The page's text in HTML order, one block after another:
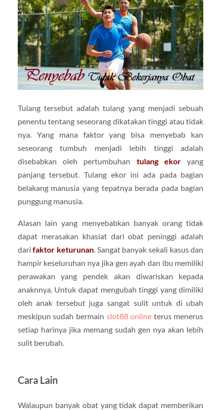
Tulang tersebut adalah tulang yang menjadi sebuah
penentu tentang seseorang dikatakan tinggi atau tidak
nya. Yang mana faktor yang bisa menyebab kan
seseorang tumbuh menjadi lebih tinggi adalah
disebabkan oleh pertumbuhan tulang ekoryang
panjang tersebut. Tulang ekor ini ada pada bagian
belakang manusia yang tepatnya berada pada bagian
punggung manusia.
Alasan lain yang menyebabkan banyak orang tidak
dapat merasakan khasiat dari obat peninggi adalah
darifaktor keturunan . Sangat banyak sekali kasus dan
hampir keseluruhan nya jika gen ayah dan ibu memiliki
perawakan yang pendek akan diwariskan kepada
anaknnya. Untuk dapat mengubah tinggi yang dimiliki
oleh anak tersebut juga sangat sulit untuk di ubah
meskipun sudah bermain slot88 online terus menerus
setiap harinya jika memang sudah gen nya akan lebih
sulit berubah.
Cara Lain
Walaupun banyak obat yang tidak dapat memberikan